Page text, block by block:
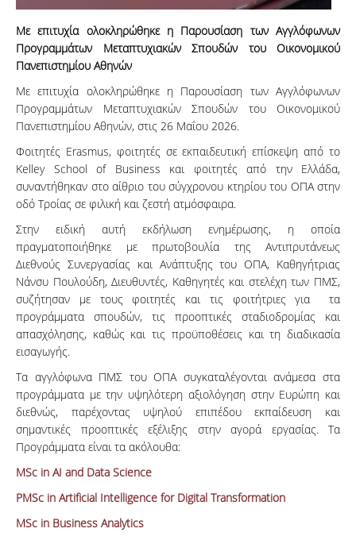
Με επιτυχία ολοκληρώθηκε η Παρουσίαση των Αγγλόφωνων
Προγραμμάτων Μεταπτυχιακών Σπουδών του Οικονομικού
Πανεπιστημίου Αθηνών
Με επιτυχία ολοκληρώθηκε η Παρουσίαση των Αγγλόφωνων
Προγραμμάτων Μεταπτυχιακών Σπουδών του Οικονομικού
Πανεπιστημίου Αθηνών, στις 26 Μαΐου 2026.
Φοιτητές Erasmus, φοιτητές σε εκπαιδευτική επίσκεψη από το
Kelley School of Business και φοιτητές από την Ελλάδα,
συναντήθηκαν στο αίθριο του σύγχρονου κτηρίου του ΟΠΑ στην
οδό Τροίας σε φιλική και ζεστή ατμόσφαιρα.
Στην ειδική αυτή εκδήλωση ενημέρωσης, η οποία
πραγματοποιήθηκε με πρωτοβουλία της Αντιπρυτάνεως
Διεθνούς Συνεργασίας και Ανάπτυξης του ΟΠΑ, Καθηγήτριας
Νάνσυ Πουλούδη, Διευθυντές, Καθηγητές και στελέχη των ΠΜΣ,
συζήτησαν με τους φοιτητές και τις φοιτήτριες για τα
προγράμματα σπουδών, τις προοπτικές σταδιοδρομίας και
απασχόλησης, καθώς και τις προϋποθέσεις και τη διαδικασία
εισαγωγής.
Τα αγγλόφωνα ΠΜΣ του ΟΠΑ συγκαταλέγονται ανάμεσα στα
προγράμματα με την υψηλότερη αξιολόγηση στην Ευρώπη και
διεθνώς, παρέχοντας υψηλού επιπέδου εκπαίδευση και
σημαντικές προοπτικές εξέλιξης στην αγορά εργασίας. Τα
Προγράμματα είναι τα ακόλουθα:
MSc in ΑΙ and Data Science
PMSc in Artificial Intelligence for Digital Transformation
MSc in Business Analytics